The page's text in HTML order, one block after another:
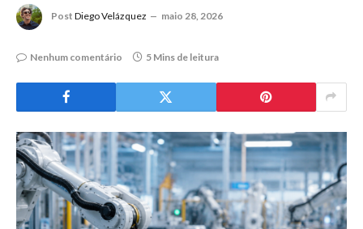
Post Diego Velázquez maio 28, 2026
Nenhum comentário 5 Mins de leitura